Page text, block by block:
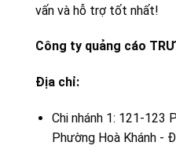
vấn và hỗ trợ tốt nhất!
Công ty quảng cáo
Địa chỉ:
Chi nhánh 1: 121-123
Phường Hoà Khánh -